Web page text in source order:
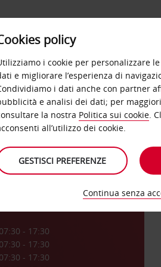
OFFERTE
07:30 - 17:30
07:30 - 17:30
07:30 - 17:30
policy
i cookie per personalizzare
e migliorare l’esperienza di
i dati anche con partner
e analisi dei dati; per
la nostra Politica sui cookie.
all’utilizzo dei cookie.
GESTISCI PREFERENZE
Continua senza